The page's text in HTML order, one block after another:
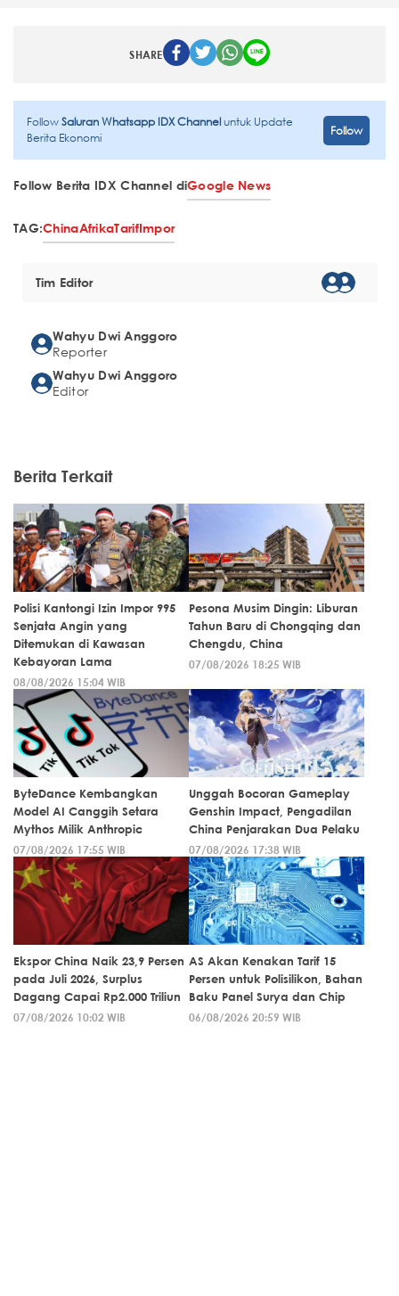
SHARE
FollowSaluran Whatsapp IDX Channeluntuk Update
Berita Ekonomi
Follow
Follow Berita IDX Channel diGoogle News
TAG:ChinaAfrikaTarifImpor
Tim Editor
Wahyu Dwi Anggoro
Reporter
Wahyu Dwi Anggoro
Editor
Berita Terkait
Polisi Kantongi Izin Impor 995
Senjata Angin yang
Ditemukan di Kawasan
Kebayoran Lama
08/08/2026 15:04 WIB
Pesona Musim Dingin: Liburan
Tahun Baru di Chongqing dan
Chengdu, China
07/08/2026 18:25 WIB
ByteDance Kembangkan
Model AI Canggih Setara
Mythos Milik Anthropic
07/08/2026 17:55 WIB
Unggah Bocoran Gameplay
Genshin Impact, Pengadilan
China Penjarakan Dua Pelaku
07/08/2026 17:38 WIB
Ekspor China Naik 23,9 Persen
pada Juli 2026, Surplus
Dagang Capai Rp2.000 Triliun
07/08/2026 10:02 WIB
AS Akan Kenakan Tarif 15
Persen untuk Polisilikon, Bahan
Baku Panel Surya dan Chip
06/08/2026 20:59 WIB